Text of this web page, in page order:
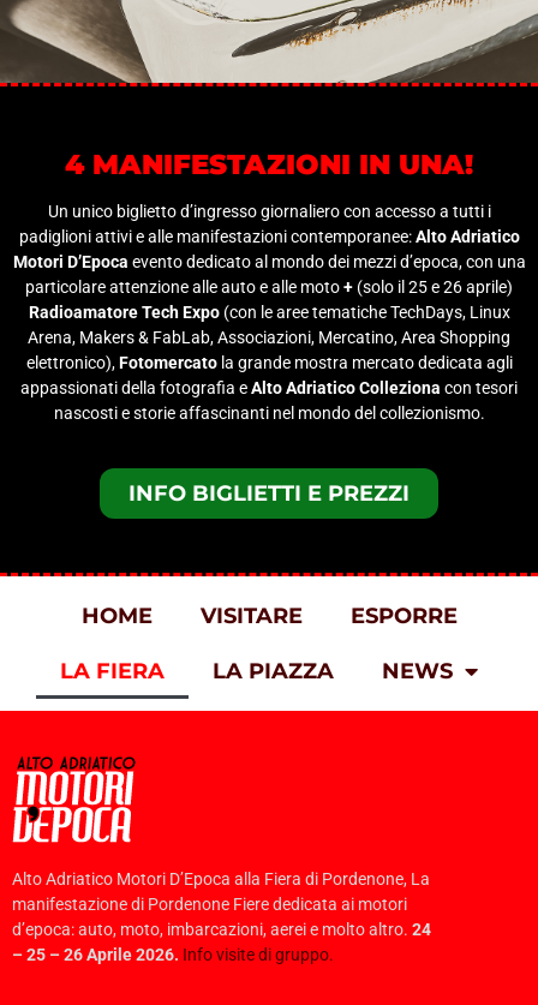
4 MANIFESTAZIONI IN UNA!
Un unico biglietto d’ingresso giornaliero con accesso a tutti i
padiglioni attivi e alle manifestazioni contemporanee:Alto Adriatico
Motori D’Epoca evento dedicato al mondo dei mezzi d’epoca, con una
particolare attenzione alle auto e alle moto+ (solo il 25 e 26 aprile)
Radioamatore Tech Expo(con le aree tematiche TechDays, Linux
Arena, Makers & FabLab, Associazioni, Mercatino, Area Shopping
elettronico),Fotomercatola grande mostra mercato dedicata agli
appassionati della fotografia eAlto Adriatico Colleziona con tesori
nascosti e storie affascinanti nel mondo del collezionismo.
INFO BIGLIETTI E PREZZI
HOME VISITARE ESPORRE
LA FIERA LA PIAZZA NEWS
Alto Adriatico Motori D’Epoca alla Fiera di Pordenone, La
manifestazione di Pordenone Fiere dedicata ai motori
d’epoca: auto, moto, imbarcazioni, aerei e molto altro. 24
– 25 – 26 Aprile 2026. Info visite di gruppo.